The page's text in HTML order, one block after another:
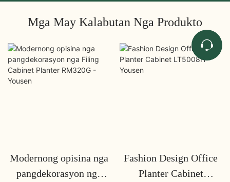
Mga May Kalabutan Nga Produkto
Modernong opisina nga
pangdekorasyon nga
Fashion Design Office
Planter Cabinet